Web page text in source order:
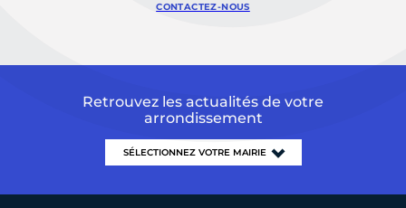
CONTACTEZ-NOUS
Retrouvez les actualités de votre
arrondissement